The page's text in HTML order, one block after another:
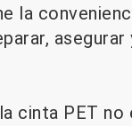
la
cinta PET no